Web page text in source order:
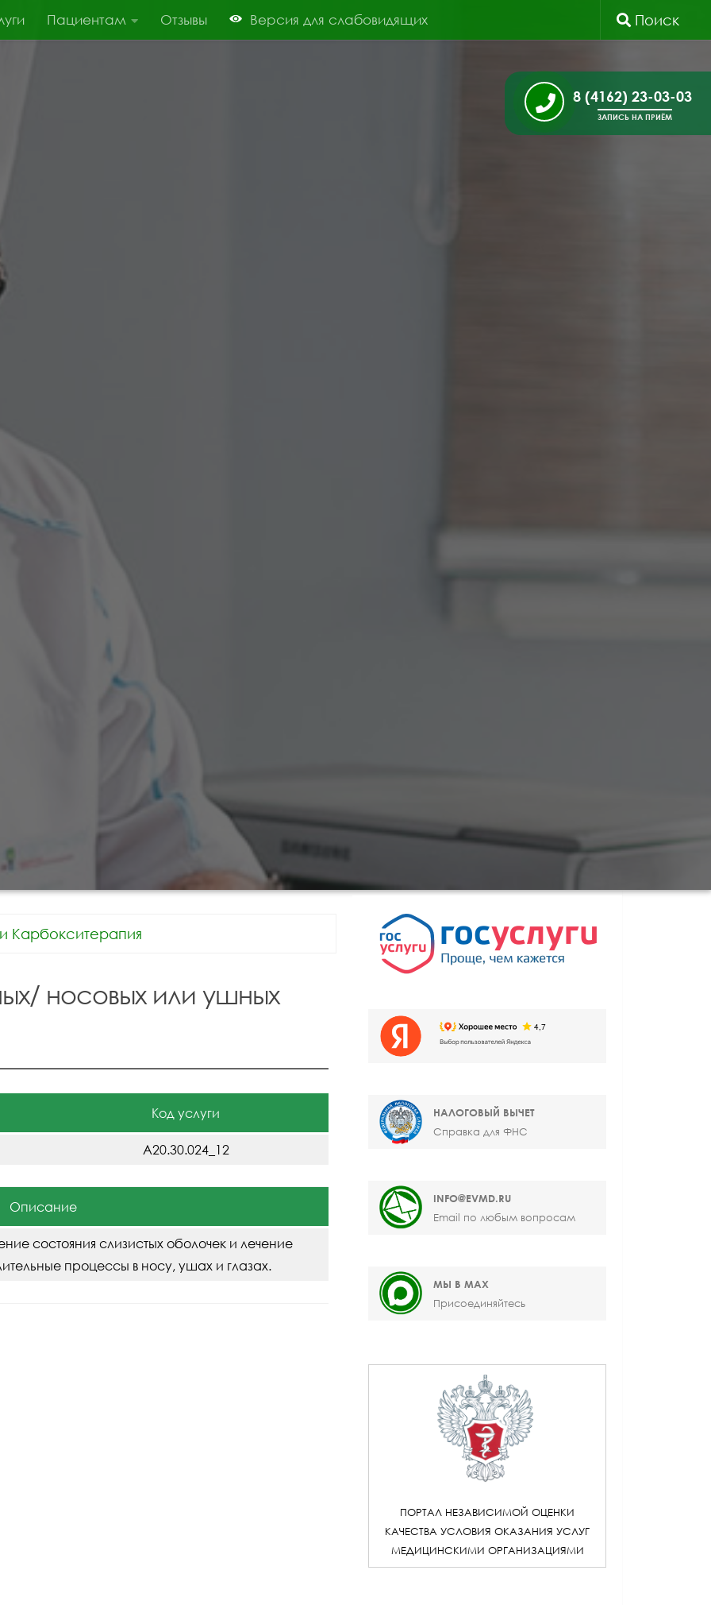
Пациентам Отзывы Версия для слабовидящих Поиск
8 (4162) 23-03-03
ЗАПИСЬ НА ПРИЁМ
Карбокситерапия
носовых или ушных
Код услуги
A20.30.024_12
Описание
состояния слизистых оболочек и лечение
процессы в носу, ушах и глазах.
НАЛОГОВЫЙ ВЫЧЕТ
Справка для ФНС
INFO@EVMD.RU
Email по любым вопросам
МЫ В MAX
Присоединяйтесь
ПОРТАЛ НЕЗАВИСИМОЙ ОЦЕНКИ
КАЧЕСТВА УСЛОВИЯ ОКАЗАНИЯ УСЛУГ
МЕДИЦИНСКИМИ ОРГАНИЗАЦИЯМИ